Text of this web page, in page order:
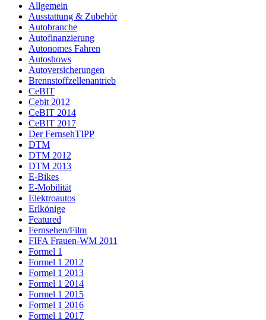
Allgemein
Ausstattung & Zubehör
Autobranche
Autofinanzierung
Autonomes Fahren
Autoshows
Autoversicherungen
Brennstoffzellenantrieb
CeBIT
Cebit 2012
CeBIT 2014
CeBIT 2017
Der FernsehTIPP
DTM
DTM 2012
DTM 2013
E-Bikes
E-Mobilität
Elektroautos
Erlkönige
Featured
Fernsehen/Film
FIFA Frauen-WM 2011
Formel 1
Formel 1 2012
Formel 1 2013
Formel 1 2014
Formel 1 2015
Formel 1 2016
Formel 1 2017